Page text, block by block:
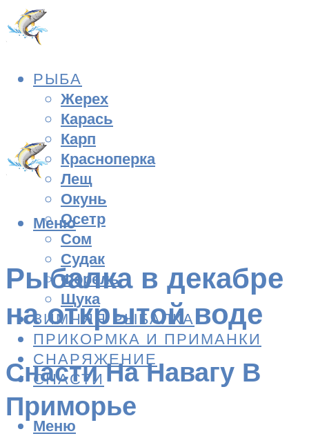
РЫБА
Жерех
Карась
Карп
Красноперка
Лещ
Окунь
Осетр
Сом
Судак
Форель
Щука
ЗИМНЯЯ РЫБАЛКА
ПРИКОРМКА И ПРИМАНКИ
СНАРЯЖЕНИЕ
СНАСТИ
Меню
Меню
Рыбалка в декабре
на открытой воде
Снасти На Навагу В
Приморье